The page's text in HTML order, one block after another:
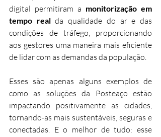
digital permitiram a monitorização em
tempo real da qualidade do ar e das
condições de tráfego, proporcionando
aos gestores uma maneira mais eficiente
de lidar com as demandas da população.
Esses são apenas alguns exemplos de
como as soluções da Posteaço estão
impactando positivamente as cidades,
tornando-as mais sustentáveis, seguras e
conectadas. E o melhor de tudo: esse